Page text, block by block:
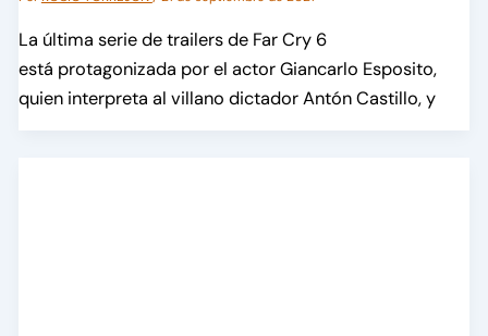
La última serie de trailers de Far Cry 6
está protagonizada por el actor Giancarlo Esposito,
quien interpreta al villano dictador Antón Castillo, y